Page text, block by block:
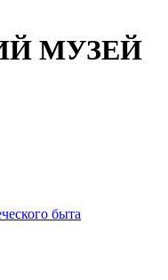
МУЗЕЙ
быта